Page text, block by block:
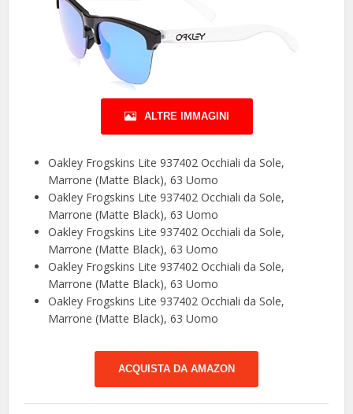
ALTRE IMMAGINI
Oakley Frogskins Lite 937402 Occhiali da Sole,
Marrone (Matte Black), 63 Uomo
Oakley Frogskins Lite 937402 Occhiali da Sole,
Marrone (Matte Black), 63 Uomo
Oakley Frogskins Lite 937402 Occhiali da Sole,
Marrone (Matte Black), 63 Uomo
Oakley Frogskins Lite 937402 Occhiali da Sole,
Marrone (Matte Black), 63 Uomo
Oakley Frogskins Lite 937402 Occhiali da Sole,
Marrone (Matte Black), 63 Uomo
ACQUISTA DA AMAZON